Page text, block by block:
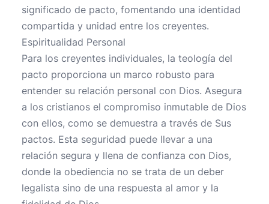
significado de pacto, fomentando una identidad
compartida y unidad entre los creyentes.
Espiritualidad Personal
Para los creyentes individuales, la teología del
pacto proporciona un marco robusto para
entender su relación personal con Dios. Asegura
a los cristianos el compromiso inmutable de Dios
con ellos, como se demuestra a través de Sus
pactos. Esta seguridad puede llevar a una
relación segura y llena de confianza con Dios,
donde la obediencia no se trata de un deber
legalista sino de una respuesta al amor y la